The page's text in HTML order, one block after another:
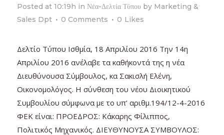
Posted at 10:19h inΝέα-Δελτία Τύπου by Marketing &
Sales Dpt
0 Comments 0 Likes
Δελτίο Τύπου Ισθμία, 18 Απριλίου 2016 Tην 14η
Απριλίου 2016 ανέλαβε τα καθήκοντά της η νέα
Διευθύνουσα Σύμβουλος, κα Σακισλή Ελένη,
Οικονομολόγος. Η σύνθεση του νέου Διοικητικού
Συμβουλίου σύμφωνα με το υπ’ αριθμ.194/12-4-2016
ΦΕΚ είναι: ΠΡΟΕΔΡΟΣ: Κάκαρης Φίλιππος,
Πολιτικός Μηχανικός. ΔΙΕΥΘΥΝΟΥΣΑ ΣΥΜΒΟΥΛΟΣ: